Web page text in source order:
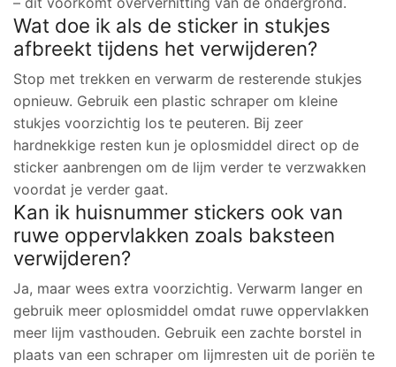
Wat doe ik als de sticker in stukjes
afbreekt tijdens het verwijderen?
Stop met trekken en verwarm de resterende stukjes
opnieuw. Gebruik een plastic schraper om kleine
stukjes voorzichtig los te peuteren. Bij zeer
hardnekkige resten kun je oplosmiddel direct op de
sticker aanbrengen om de lijm verder te verzwakken
voordat je verder gaat.
Kan ik huisnummer stickers ook van
ruwe oppervlakken zoals baksteen
verwijderen?
Ja, maar wees extra voorzichtig. Verwarm langer en
gebruik meer oplosmiddel omdat ruwe oppervlakken
meer lijm vasthouden. Gebruik een zachte borstel in
plaats van een schraper om lijmresten uit de poriën te